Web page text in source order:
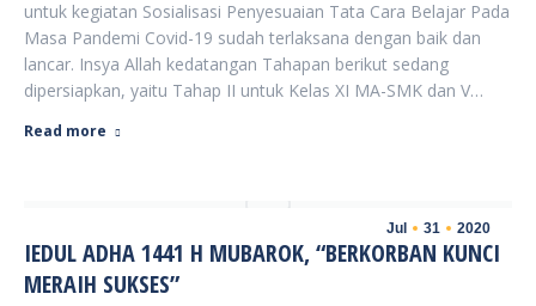
untuk kegiatan Sosialisasi Penyesuaian Tata Cara Belajar Pada
Masa Pandemi Covid-19 sudah terlaksana dengan baik dan
lancar. Insya Allah kedatangan Tahapan berikut sedang
dipersiapkan, yaitu Tahap II untuk Kelas XI MA-SMK dan V…
Read more
Jul 31 2020
IEDUL ADHA 1441 H MUBAROK, “BERKORBAN KUNCI
MERAIH SUKSES”